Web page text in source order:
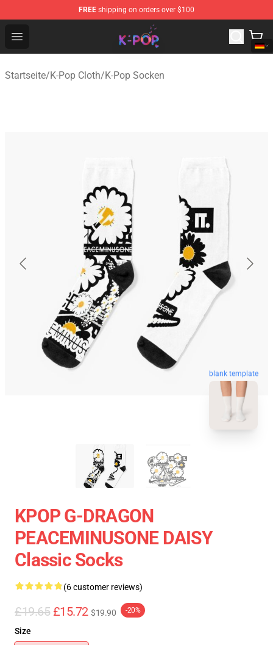
FREE shipping on orders over $100
Open menu
K-pop Store - Official K-pop Merchandise Shop
Startseite/K-Pop Cloth/K-Pop Socken
blank template
KPOP G-DRAGON
PEACEMINUSONE DAISY
Classic Socks
(6 customer reviews)
£19.65 £15.72 $19.90 -20%
Size